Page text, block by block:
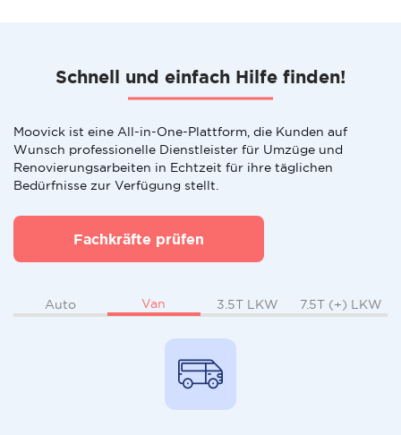
Schnell und einfach Hilfe finden!
Moovick ist eine All-in-One-Plattform, die Kunden auf
Wunsch professionelle Dienstleister für Umzüge und
Renovierungsarbeiten in Echtzeit für ihre täglichen
Bedürfnisse zur Verfügung stellt.
Fachkräfte prüfen
Auto Van 3.5T LKW 7.5T (+) LKW